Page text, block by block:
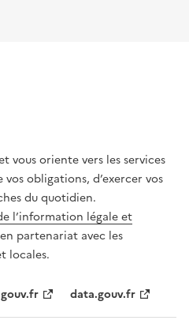
vous oriente vers les services
obligations, d’exercer vos
du quotidien.
l’information légale et
partenariat avec les
locales.
data.gouv.fr